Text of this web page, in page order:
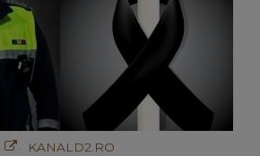
KANALD2.RO